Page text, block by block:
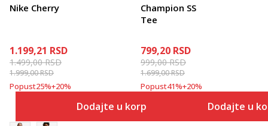
Nike Cherry
1.199,21 RSD
1.499,00RSD
1.999,00RSD
Popust25%+20%
Dodajte u korpu
Champion SS
Tee
799,20 RSD
999,00RSD
1.699,00RSD
Popust41%+20%
Dodajte u